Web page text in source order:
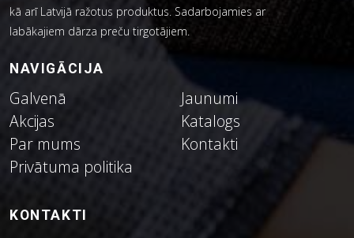
kā arī Latvijā ražotus produktus. Sadarbojamies ar
labākajiem dārza preču tirgotājiem.
NAVIGĀCIJA
Galvenā
Jaunumi
Akcijas
Katalogs
Par mums
Kontakti
Privātuma politika
KONTAKTI